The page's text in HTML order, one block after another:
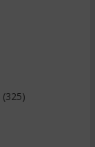
(325)